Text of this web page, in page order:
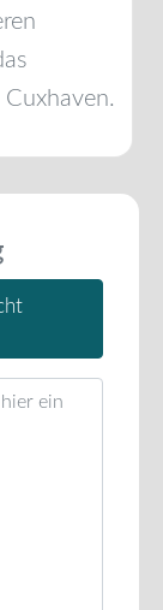
Cuxhaven.